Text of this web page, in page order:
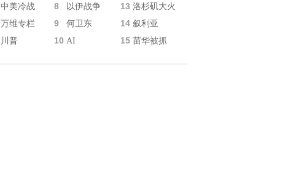
中美冷战 8 以伊战争 13 洛杉矶大火
万维专栏 9 何卫东 14 叙利亚
川普 10 AI 15 苗华被抓